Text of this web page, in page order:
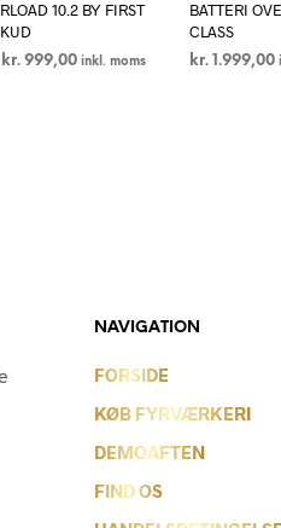
10.2 BY FIRST
Den
kr.999,00Den
inkl. moms
BATTERI
CLASS
kr. 1.999,00
NAVIGATION
FORSIDE
KØB FYRVÆRKERI
DEMOAFTEN
FIND OS